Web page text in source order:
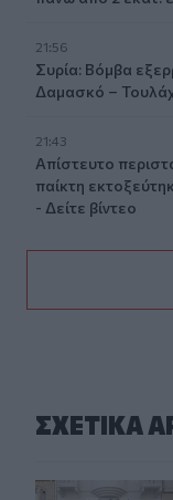
21:56
Συρία: Βόμβα
Δαμασκό –
21:43
Απίστευτο
παίκτη
- Δείτε βίντεο
ΣΧΕΤΙΚA
CrediaBank: